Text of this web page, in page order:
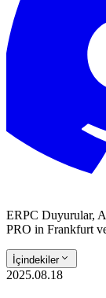
ERPC Duyurular,
PRO in Frankfurt
İçindekiler
2025.08.18